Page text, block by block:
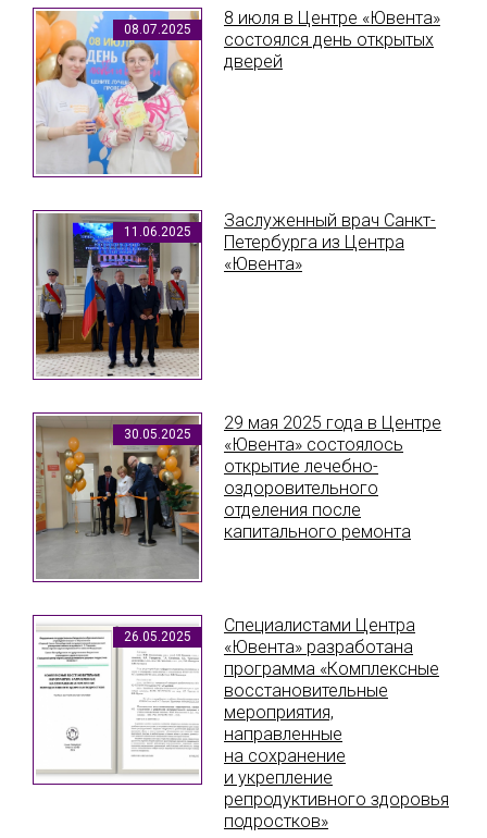
08.07.2025
8 июля в Центре «Ювента»
состоялся день открытых
дверей
11.06.2025
Заслуженный врач Санкт-
Петербурга из Центра
«Ювента»
30.05.2025
29 мая 2025 года в Центре
«Ювента» состоялось
открытие лечебно-
оздоровительного
отделения после
капитального ремонта
26.05.2025
Специалистами Центра
«Ювента» разработана
программа «Комплексные
восстановительные
мероприятия,
направленные
на сохранение
и укрепление
репродуктивного здоровья
подростков»